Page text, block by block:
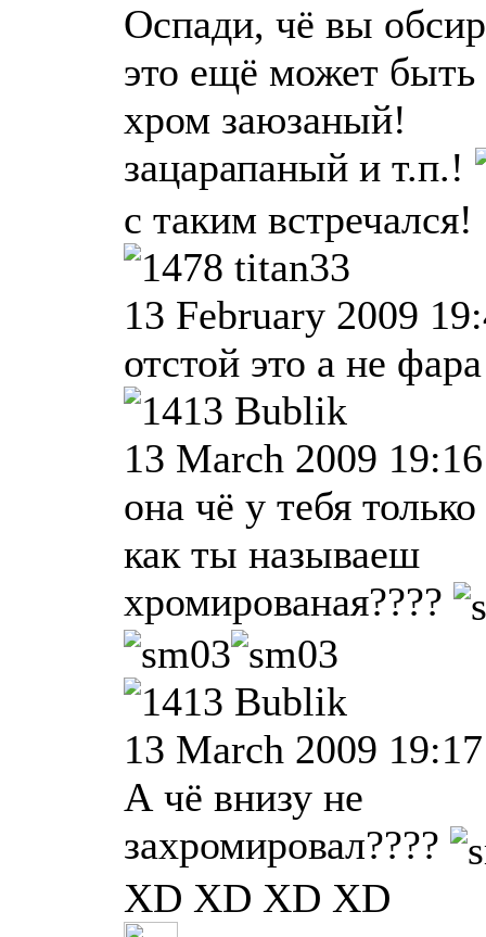
Оспади, чё вы
это ещё может быть
хром заюзаный!
зацарапаный и т.п.!
с таким встречался!
titan33
13 February 2009
отстой это а не фара
Bublik
13 March 2009 19:16
она чё у тебя
как ты называеш
хромированая????
Bublik
13 March 2009 19:17
А чё внизу не
захромировал????
XD XD XD XD